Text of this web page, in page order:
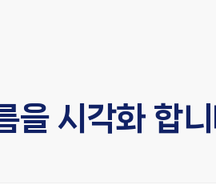
을 시각화 합